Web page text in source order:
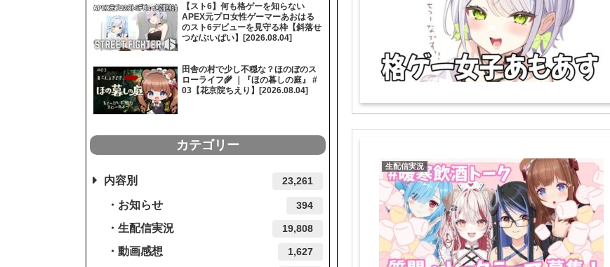
生配信実況
【スト6】何も格ゲーを知らない
APEX元プロ女性ゲーマーあおはる
のスト6デビューを見守る枠【斜落せ
つな/ぶいぱい】[2026.08.04]
田舎の村で少し不穏な？ほのぼのス
ローライフ🌾 ｜『ほの暮しの庭』 #
03【花京院ちえり】[2026.08.04]
カテゴリー
内容別 23,261
お知らせ 394
生配信実況 19,808
動画感想 1,627